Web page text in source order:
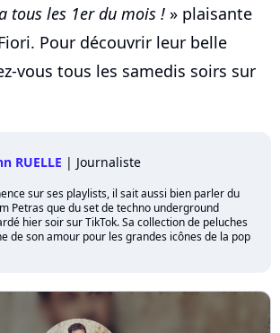
tous les 1er du mois ! » plaisante
Pour découvrir leur belle
vous tous les samedis soirs sur
RUELLE | Journaliste
sur ses playlists, il sait aussi bien parler du
Petras que du set de techno underground
hier soir sur TikTok. Sa collection de peluches
de son amour pour les grandes icônes de la pop